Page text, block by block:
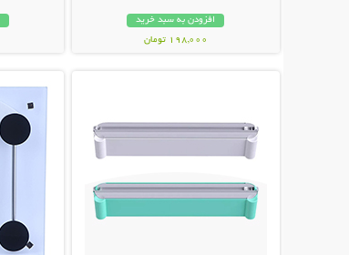
افزودن به سبد خرید
198,000 تومان